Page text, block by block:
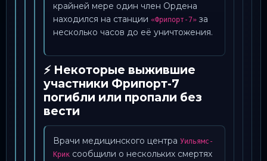
крайней мере один член Ордена
находился на станции «Фрипорт-7» за
несколько часов до её уничтожения.
⚡ Некоторые выжившие
участники Фрипорт-7
погибли или пропали без
вести
Врачи медицинского центра Уильямс-
Крик сообщили о нескольких смертях